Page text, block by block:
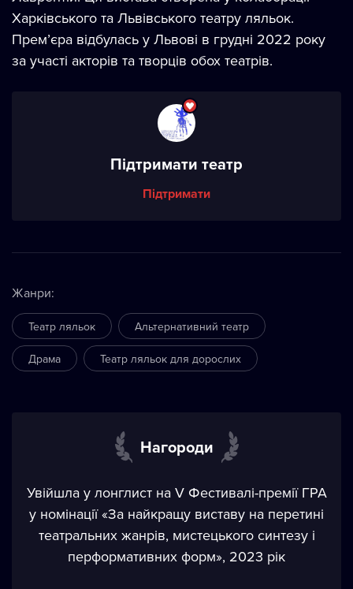
Харківського та Львівського театру ляльок.
Прем’єра відбулась у Львові в грудні 2022 року
за участі акторів та творців обох театрів.
Підтримати театр
Підтримати
Жанри:
Театр ляльок Альтернативний театр
Драма Театр ляльок для дорослих
Нагороди
Увійшла у лонглист на V Фестивалі-премії ГРА
у номінації «За найкращу виставу на перетині
театральних жанрів, мистецького синтезу і
перформативних форм», 2023 рік